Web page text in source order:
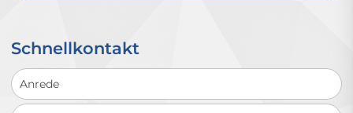
Schnellkontakt
Schnellkontakt